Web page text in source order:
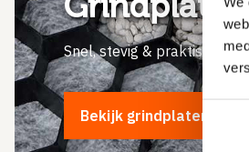
Snel, stevig & praktisch
Bekijk grindplaten